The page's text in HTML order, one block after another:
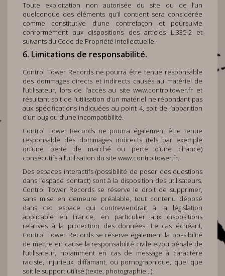
Toute exploitation non autorisée du site ou de l’un
quelconque des éléments qu’il contient sera considérée
comme constitutive d’une contrefaçon et poursuivie
conformément aux dispositions des articles L.335-2 et
suivants du Code de Propriété Intellectuelle.
6. Limitations de responsabilité.
Control Tower Records ne pourra être tenue responsable
des dommages directs et indirects causés au matériel de
l’utilisateur, lors de l’accès au sitewww.controltower.fr et
résultant soit de l’utilisation d’un matériel ne répondant pas
aux spécifications indiquées au point 4, soit de l’apparition
d’un bug ou d’une incompatibilité.
Control Tower Records ne pourra également être tenue
responsable des dommages indirects (tels par exemple
qu’une perte de marché ou perte d’une chance)
consécutifs à l’utilisation du site www.controltower.fr.
Des espaces interactifs (possibilité de poser des questions
dans l’espace contact) sont à la disposition des utilisateurs.
Control Tower Records se réserve le droit de supprimer,
sans mise en demeure préalable, tout contenu déposé
dans cet espace qui contreviendrait à la législation
applicable en France, en particulier aux dispositions
relatives à la protection des données. Le cas échéant,
Control Tower Records se réserve également la possibilité
de mettre en cause la responsabilité civile et/ou pénale de
l’utilisateur, notamment en cas de message à caractère
raciste, injurieux, diffamant, ou pornographique, quel que
soit le support utilisé (texte, photographie…).